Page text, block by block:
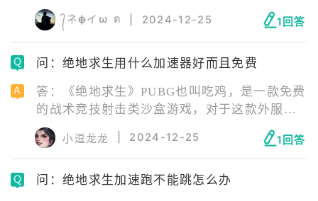
多，且国内并没有这款游戏的服务器，再加上
国内的网络限制，所以如果不使用加速器，很
难保证游戏能够顺利运行。因此，目前玩绝地
求生还是需要加速器的，且必须是一款专业
使用ourplay加速器，完全免费的同时加速效果
也十分优秀。
᭄ネф̶イω ต 2024-12-25 1回答
问：绝地求生用什么加速器好而且免费
答：《绝地求生》PUBG也叫吃鸡，是一款免费
的战术竞技射击类沙盒游戏，对于这款外服游
戏，有不少玩家在游玩过程中遇到卡大厅、进
不去游戏、延迟高、闪退、掉线等问题，要流
畅游玩《绝地求生》，是需要加速器的帮助，
推荐使用ourplay加速器。
小逗龙龙 2024-12-25 1回答
问：绝地求生加速跑不能跳怎么办